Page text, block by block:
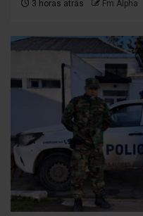
3 horas atrás Fm Alpha